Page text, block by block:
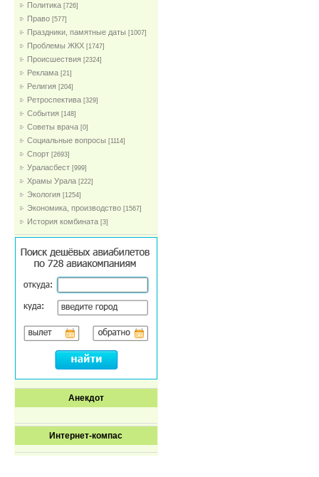
Политика [726]
Право [577]
Праздники, памятные даты [1007]
Проблемы ЖКХ [1747]
Проиcшествия [2324]
Реклама [21]
Религия [204]
Ретроспектива [329]
События [148]
Советы врача [0]
Социальные вопросы [1114]
Спорт [2693]
Ураласбест [999]
Храмы Урала [222]
Экология [1254]
Экономика, производство [1567]
История комбината [3]
Анекдот
Интернет-компас